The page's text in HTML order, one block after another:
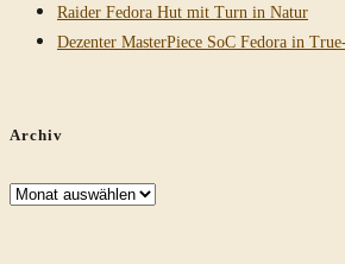
Raider Fedora Hut mit Turn in Natur
Dezenter MasterPiece SoC Fedora in
Archiv
Archiv